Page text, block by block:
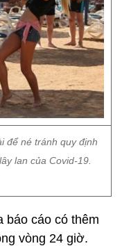
để né tránh quy định
lan của Covid-19.
báo cáo có thêm
vòng 24 giờ.